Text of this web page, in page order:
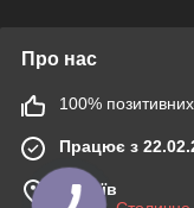
Про нас
100% позитивних
Працює з
м. Київ